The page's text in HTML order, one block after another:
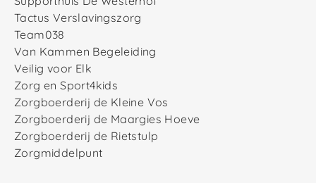
Tactus Verslavingszorg
Team038
Van Kammen Begeleiding
Veilig voor Elk
Zorg en Sport4kids
Zorgboerderij de Kleine Vos
Zorgboerderij de Maargies Hoeve
Zorgboerderij de Rietstulp
Zorgmiddelpunt